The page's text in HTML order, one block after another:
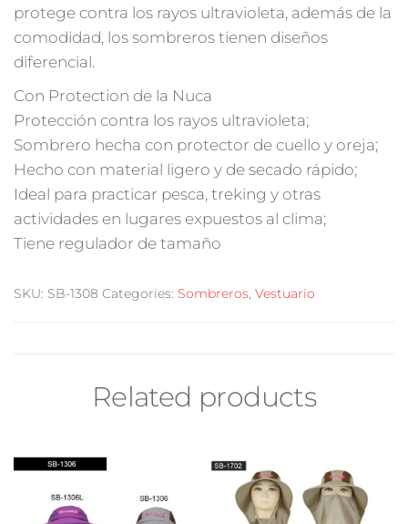
protege contra los rayos ultravioleta, además de la
comodidad, los sombreros tienen diseños
diferencial.
Con Protection de la Nuca
Protección contra los rayos ultravioleta;
Sombrero hecha con protector de cuello y oreja;
Hecho con material ligero y de secado rápido;
Ideal para practicar pesca, treking y otras
actividades en lugares expuestos al clima;
Tiene regulador de tamaño
SKU: SB-1308 Categories: Sombreros, Vestuario
Related products